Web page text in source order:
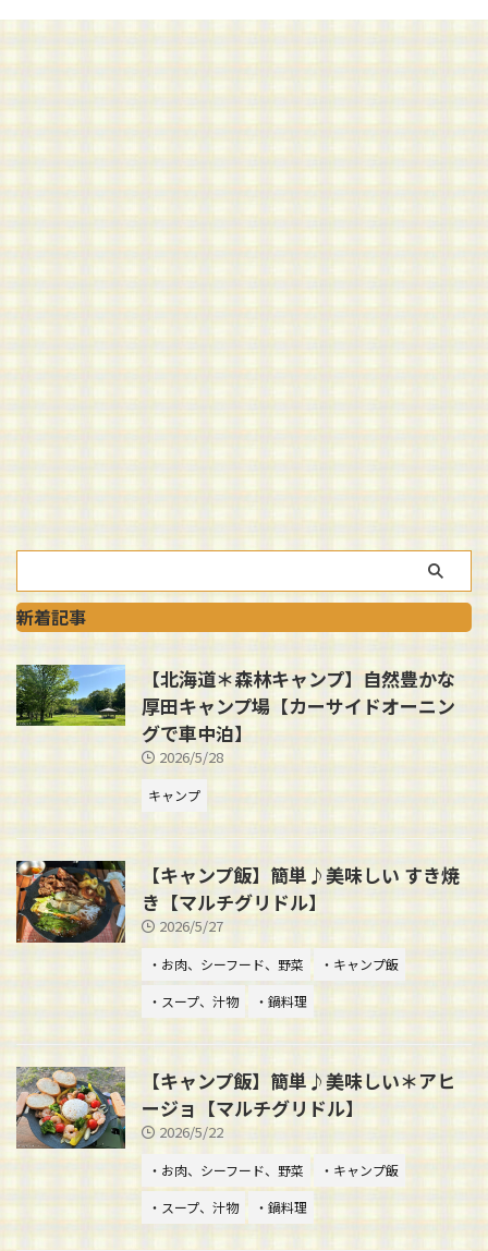
新着記事
【北海道＊森林キャンプ】自然豊かな
厚田キャンプ場【カーサイドオーニン
グで車中泊】
2026/5/28
キャンプ
【キャンプ飯】簡単♪美味しい すき焼
き【マルチグリドル】
2026/5/27
・お肉、シーフード、野菜
・キャンプ飯
・スープ、汁物
・鍋料理
【キャンプ飯】簡単♪美味しい＊アヒ
ージョ【マルチグリドル】
2026/5/22
・お肉、シーフード、野菜
・キャンプ飯
・スープ、汁物
・鍋料理